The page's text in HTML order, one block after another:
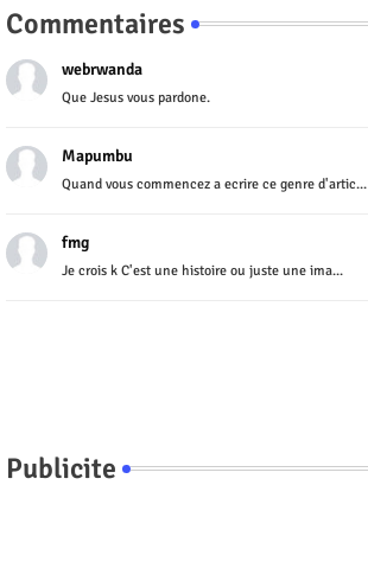
Commentaires
webrwanda
Que Jesus vous pardone.
Mapumbu
Quand vous commencez a ecrire ce genre d'artic...
fmg
Je crois k C'est une histoire ou juste une ima...
Publicite